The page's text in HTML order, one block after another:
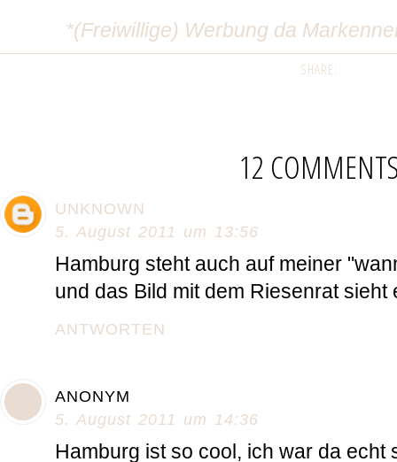
*(Freiwillige) Werbung da
SHARE:
12
UNKNOWN
5. August 2011 um 13:56
Hamburg steht auch auf meiner
und das Bild mit dem Riesenrat
ANTWORTEN
ANONYM
5. August 2011 um 14:36
Hamburg ist so cool, ich war da echt